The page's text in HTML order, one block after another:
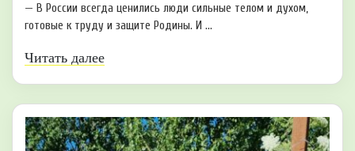
— В России всегда ценились люди сильные телом и духом,
готовые к труду и защите Родины. И ...
Читать далее